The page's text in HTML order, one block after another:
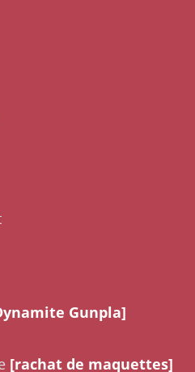
Gunpla]
[rachat de maquettes]